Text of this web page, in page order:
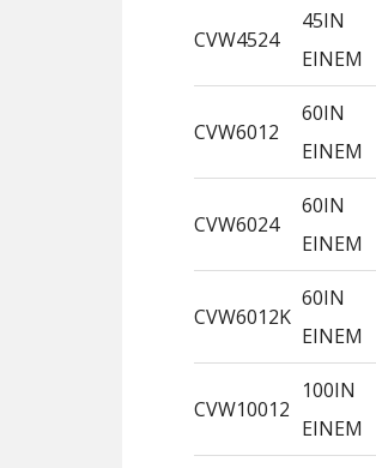
CVW4524
45IN
EINEM
CVW6012
60IN
EINEM
CVW6024
60IN
EINEM
CVW6012K
60IN
EINEM
CVW10012
100IN
EINEM